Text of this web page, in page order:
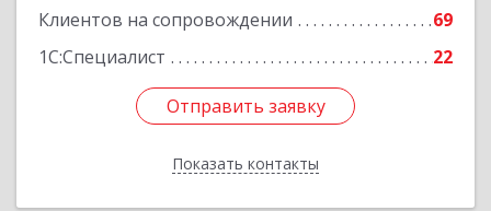
Клиентов на сопровождении
69
1С:Специалист
22
Отправить заявку
Показать контакты
Отправить заявку
Назад